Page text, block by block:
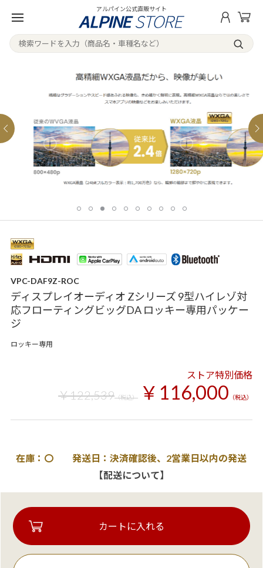
アルパイン公式直販サイト
VPC-DAF9Z-ROC
ディスプレイオーディオ Zシリーズ 9型ハイレゾ対
応フローティングビッグDA ロッキー専用パッケー
ジ
ロッキー専用
ストア特別価格
￥122,539（税込） ￥116,000 （税込）
在庫：〇 発送日：決済確認後、2営業日以内の発送
【配送について】